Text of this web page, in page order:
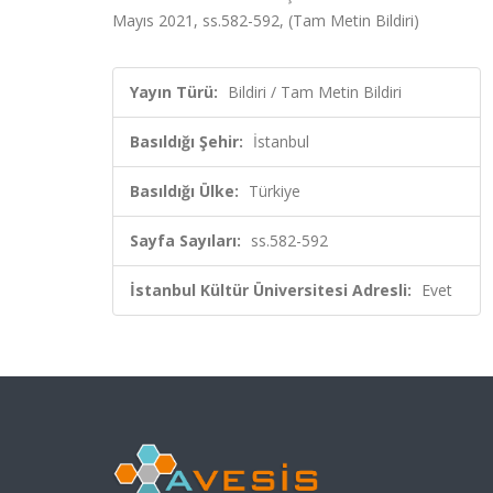
Mayıs 2021, ss.582-592, (Tam Metin Bildiri)
Yayın Türü: Bildiri / Tam Metin Bildiri
Basıldığı Şehir: İstanbul
Basıldığı Ülke: Türkiye
Sayfa Sayıları: ss.582-592
İstanbul Kültür Üniversitesi Adresli: Evet